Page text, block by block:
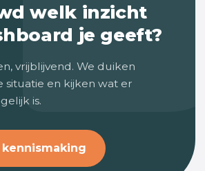
welk inzicht
je geeft?
vrijblijvend. We duiken
situatie en kijken wat er
is.
kennismaking